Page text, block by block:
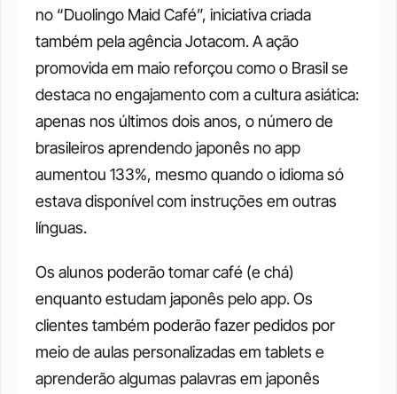
no “Duolingo Maid Café”, iniciativa criada
também pela agência Jotacom. A ação
promovida em maio reforçou como o Brasil se
destaca no engajamento com a cultura asiática:
apenas nos últimos dois anos, o número de
brasileiros aprendendo japonês no app
aumentou 133%, mesmo quando o idioma só
estava disponível com instruções em outras
línguas.
Os alunos poderão tomar café (e chá)
enquanto estudam japonês pelo app. Os
clientes também poderão fazer pedidos por
meio de aulas personalizadas em tablets e
aprenderão algumas palavras em japonês